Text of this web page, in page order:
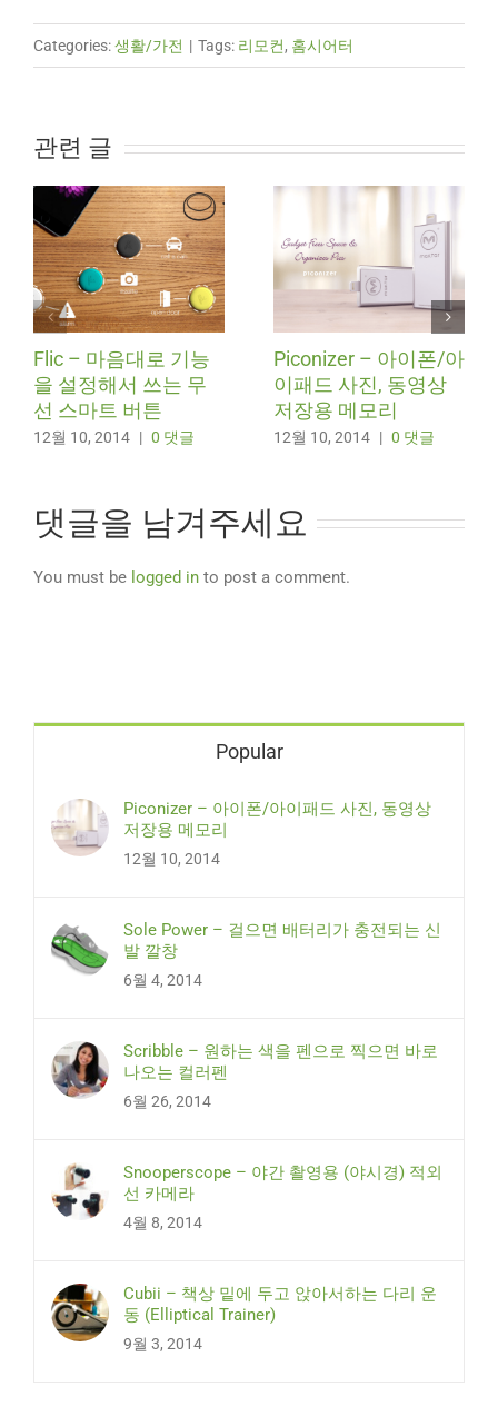
Categories:생활/가전 | Tags: 리모컨, 홈시어터
관련 글
Flic – 마음대로 기능
을 설정해서 쓰는 무
선 스마트 버튼
12월 10, 2014 | 0 댓글
Piconizer – 아이폰/아
이패드 사진, 동영상
저장용 메모리
12월 10, 2014 | 0 댓글
댓글을 남겨주세요
You must be logged in to post a comment.
Popular
Piconizer – 아이폰/아이패드 사진, 동영상
저장용 메모리
12월 10, 2014
Sole Power – 걸으면 배터리가 충전되는 신
발 깔창
6월 4, 2014
Scribble – 원하는 색을 펜으로 찍으면 바로
나오는 컬러펜
6월 26, 2014
Snooperscope – 야간 촬영용 (야시경) 적외
선 카메라
4월 8, 2014
Cubii – 책상 밑에 두고 앉아서하는 다리 운
동 (Elliptical Trainer)
9월 3, 2014